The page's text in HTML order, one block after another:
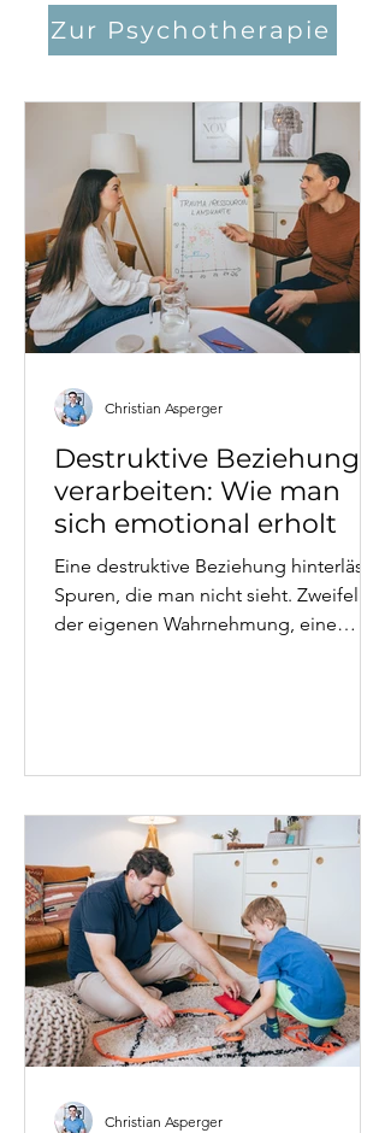
Zur Psychotherapie
Destruktive Beziehung
verarbeiten: Wie man
sich emotional erholt
Eine destruktive Beziehung hinterlässt
Spuren, die man nicht sieht. Zweifel an
der eigenen Wahrnehmung, eine
Christian Asperger
Christian Asperger